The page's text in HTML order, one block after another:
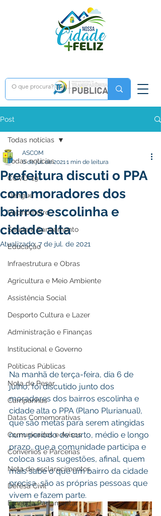
Post
Todas notícias
COVD-19
Dengue
Vacinômetro
Saúde e Saneamento
Educação
Infraestrutura e Obras
Agricultura e Meio Ambiente
Assistência Social
Desporto Cultura e Lazer
Administração e Finanças
Institucional e Governo
Políticas Públicas
Nota de Pesar
Campanhas
Datas Comemorativas
Comunicados e Avisos
Convênios e Parcerias
Nota de esclarecimentos
Defesa Civil
Emenda Parlamentar
Todas notícias
Prefeitura discuti o PPA
com moradores dos
bairros escolinha e
cidade alta
ASCOM
6 de jul. de 20211 min de leitura
Atualizado:7 de jul. de 2021
Na manhã de terça-feira, dia 6 de
julho, foi discutido junto dos
moradores dos bairros escolinha e
cidade alta o PPA (Plano Plurianual),
que são metas para serem atingidas
num período de curto, médio e longo
prazo, que a comunidade participa e
coloca suas sugestões, afinal, quem
mais sabe o que um bairro da cidade
precisa, são as próprias pessoas que
vivem e fazem parte.